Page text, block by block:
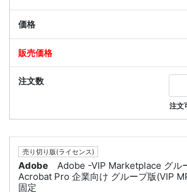
注文
売り切り版(ライセンス)
Adobe
Adobe -VIP Marketplace グル
Acrobat Pro 企業向け グループ版(VIP
固定